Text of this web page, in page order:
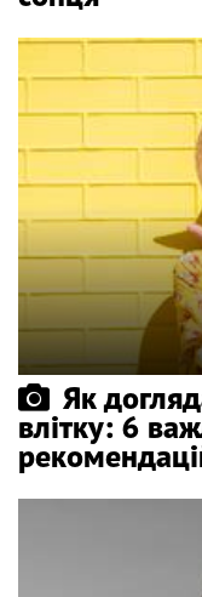
Як
влітку: 6